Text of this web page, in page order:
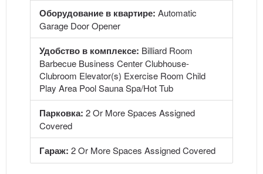
Оборудование в квартире: Automatic
Garage Door Opener
Удобство в комплексе: Billiard Room
Barbecue Business Center Clubhouse-
Clubroom Elevator(s) Exercise Room Child
Play Area Pool Sauna Spa/Hot Tub
Парковка: 2 Or More Spaces Assigned
Covered
Гараж: 2 Or More Spaces Assigned Covered